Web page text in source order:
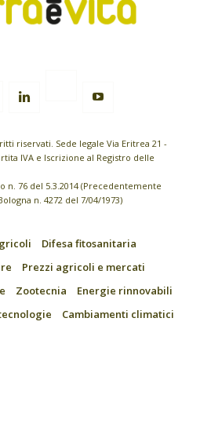
riservati. Sede legale Via Eritrea 21 -
IVA e Iscrizione al Registro delle
n. 76 del 5.3.2014 (Precedentemente
n. 4272 del 7/04/1973)
Difesa fitosanitaria
Prezzi agricoli e mercati
Zootecnia
Energie rinnovabili
Cambiamenti climatici